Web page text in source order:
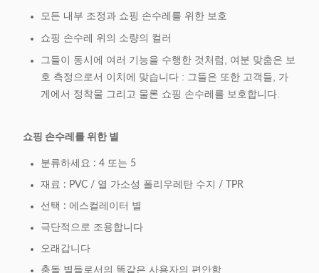
모든 내부 조정과 쇼핑 손수레를 위한 보호
쇼핑 손수레 위의 소량의 컬러
그들이 동시에 여러 기능을 수행한 것처럼, 여분 맞춤은 보
호 측정으로서 이치에 맞습니다 : 그들은 또한 고객들, 가
게에서 정착물 그리고 물론 쇼핑 손수레를 보호합니다.
쇼핑 손수레를 위한 별
분류하세요 : 4 또는 5
재료 : PVC / 열 가소성 폴리우레탄 수지 / TPR
선택 : 에스컬레이터 별
극단적으로 조용합니다
오래갑니다
충돌 별들로서의 똑같은 사용자의 편안함